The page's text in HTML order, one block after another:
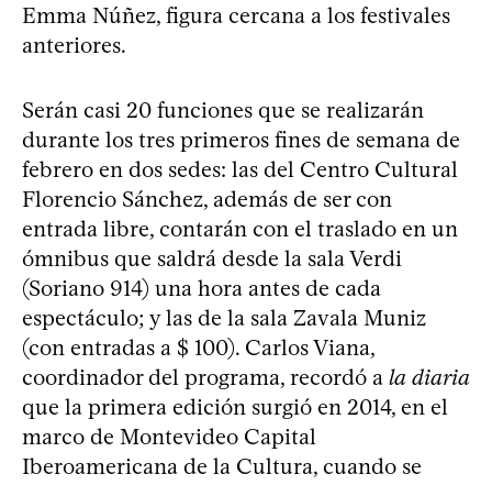
Emma Núñez, figura cercana a los festivales
anteriores.
Serán casi 20 funciones que se realizarán
durante los tres primeros fines de semana de
febrero en dos sedes: las del Centro Cultural
Florencio Sánchez, además de ser con
entrada libre, contarán con el traslado en un
ómnibus que saldrá desde la sala Verdi
(Soriano 914) una hora antes de cada
espectáculo; y las de la sala Zavala Muniz
(con entradas a $ 100). Carlos Viana,
coordinador del programa, recordó a la diaria
que la primera edición surgió en 2014, en el
marco de Montevideo Capital
Iberoamericana de la Cultura, cuando se